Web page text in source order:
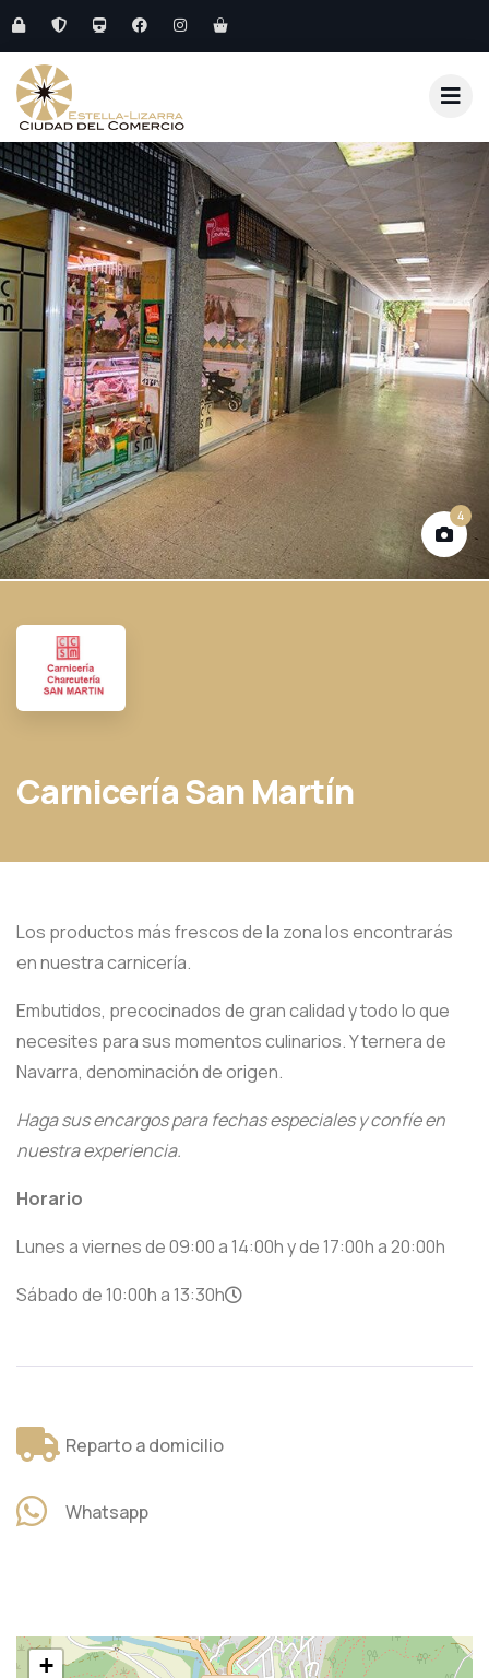
4
Carnicería San Martín
Los productos más frescos de la zona los encontrarás
en nuestra carnicería.
Embutidos, precocinados de gran calidad y todo lo que
necesites para sus momentos culinarios. Y ternera de
Navarra, denominación de origen.
Haga sus encargos para fechas especiales y confíe en
nuestra experiencia.
Horario
Lunes a viernes de 09:00 a 14:00h y de 17:00h a 20:00h
Sábado de 10:00h a 13:30h
Reparto a domicilio
Whatsapp
+